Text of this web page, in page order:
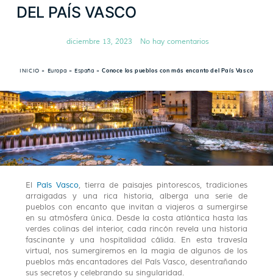
DEL PAÍS VASCO
diciembre 13, 2023 No hay comentarios
INICIO » Europa » España »Conoce los pueblos con más encanto del País Vasco
El País Vasco, tierra de paisajes pintorescos, tradiciones
arraigadas y una rica historia, alberga una serie de
pueblos con encanto que invitan a viajeros a sumergirse
en su atmósfera única. Desde la costa atlántica hasta las
verdes colinas del interior, cada rincón revela una historia
fascinante y una hospitalidad cálida. En esta travesía
virtual, nos sumergiremos en la magia de algunos de los
pueblos más encantadores del País Vasco, desentrañando
sus secretos y celebrando su singularidad.